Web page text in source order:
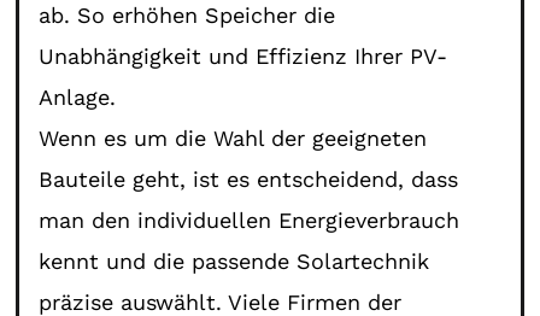
ab. So erhöhen Speicher die
Unabhängigkeit und Effizienz Ihrer PV-
Anlage.
Wenn es um die Wahl der geeigneten
Bauteile geht, ist es entscheidend, dass
man den individuellen Energieverbrauch
kennt und die passende Solartechnik
präzise auswählt. Viele Firmen der